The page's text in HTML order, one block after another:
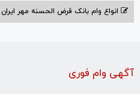
انواع وام بانک قرض الحسنه مهر ایران ۱۴۰۴
آگهی وام فوری